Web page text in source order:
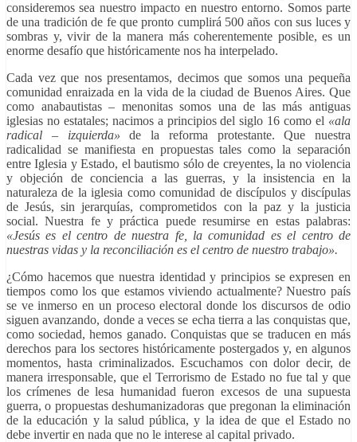
consideremos sea nuestro impacto en nuestro entorno. Somos parte
de una tradición de fe que pronto cumplirá 500 años con sus luces y
sombras y, vivir de la manera más coherentemente posible, es un
enorme desafío que históricamente nos ha interpelado.
Cada vez que nos presentamos, decimos que somos una pequeña
comunidad enraizada en la vida de la ciudad de Buenos Aires. Que
como anabautistas – menonitas somos una de las más antiguas
iglesias no estatales; nacimos a principios del siglo 16 como el «ala
radical – izquierda» de la reforma protestante. Que nuestra
radicalidad se manifiesta en propuestas tales como la separación
entre Iglesia y Estado, el bautismo sólo de creyentes, la no violencia
y objeción de conciencia a las guerras, y la insistencia en la
naturaleza de la iglesia como comunidad de discípulos y discípulas
de Jesús, sin jerarquías, comprometidos con la paz y la justicia
social. Nuestra fe y práctica puede resumirse en estas palabras:
«Jesús es el centro de nuestra fe, la comunidad es el centro de
nuestras vidas y la reconciliación es el centro de nuestro trabajo».
¿Cómo hacemos que nuestra identidad y principios se expresen en
tiempos como los que estamos viviendo actualmente? Nuestro país
se ve inmerso en un proceso electoral donde los discursos de odio
siguen avanzando, donde a veces se echa tierra a las conquistas que,
como sociedad, hemos ganado. Conquistas que se traducen en más
derechos para los sectores históricamente postergados y, en algunos
momentos, hasta criminalizados. Escuchamos con dolor decir, de
manera irresponsable, que el Terrorismo de Estado no fue tal y que
los crímenes de lesa humanidad fueron excesos de una supuesta
guerra, o propuestas deshumanizadoras que pregonan la eliminación
de la educación y la salud pública, y la idea de que el Estado no
debe invertir en nada que no le interese al capital privado.